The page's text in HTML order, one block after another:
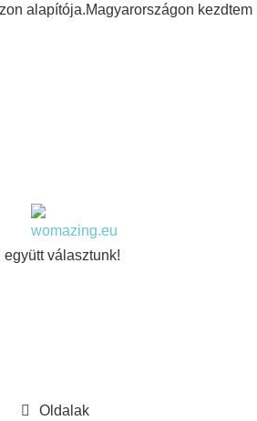
alapítója.Magyarországon kezdtem
együtt választunk!
Oldalak